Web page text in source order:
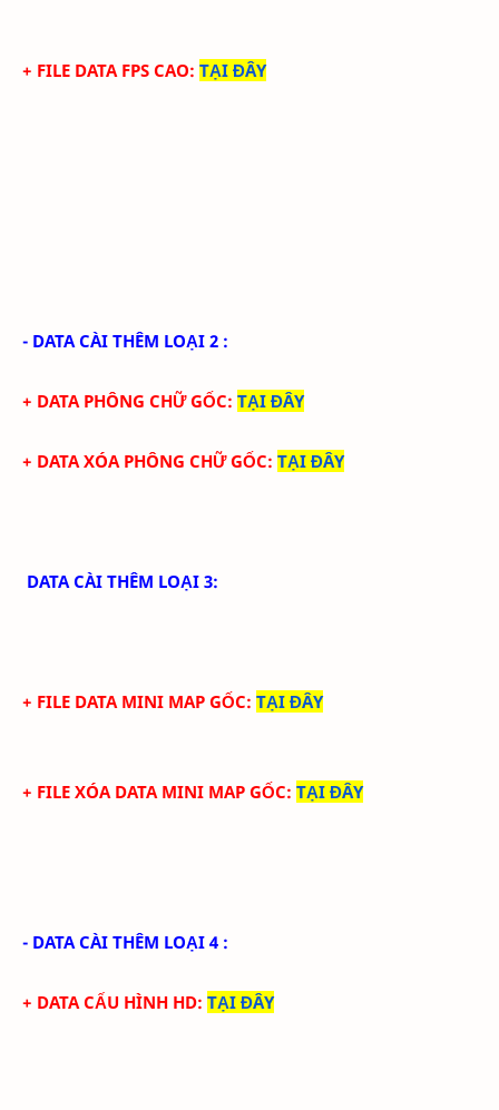
+ FILE DATA FPS CAO: TẠI ĐÂY
- DATA CÀI THÊM LOẠI 2 :
+ DATA PHÔNG CHỮ GỐC: TẠI ĐÂY
+ DATA XÓA PHÔNG CHỮ GỐC: TẠI ĐÂY
DATA CÀI THÊM LOẠI 3:
+ FILE DATA MINI MAP GỐC: TẠI ĐÂY
+ FILE XÓA DATA MINI MAP GỐC: TẠI ĐÂY
- DATA CÀI THÊM LOẠI 4 :
+ DATA CẤU HÌNH HD: TẠI ĐÂY